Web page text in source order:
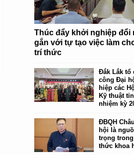
Thúc đẩy khởi nghiệp đổi
gắn với tự tạo việc làm
trí thức
Đắk Lắk tổ
công Đại
hiệp các
Kỹ thuật
nhiệm kỳ
ĐBQH
hội là
trọng
thức khoa